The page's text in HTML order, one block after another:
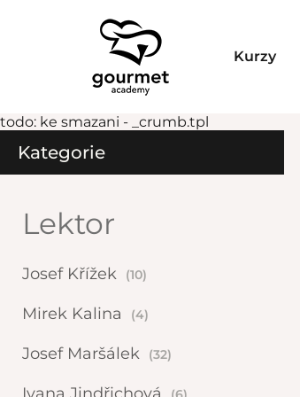
Kurzy
todo: ke smazani - _crumb.tpl
Kategorie
Lektor
Josef Křížek (10)
Mirek Kalina (4)
Josef Maršálek (32)